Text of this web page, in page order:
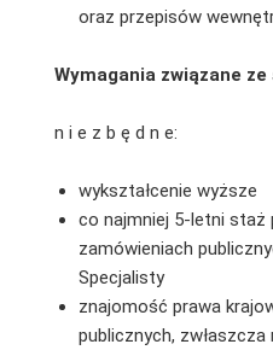
oraz przepisów
Wymagania związane
n i e z b ę d n e:
wykształcenie wyższe
co najmniej 5-letni staż
zamówieniach
Specjalisty
znajomość prawa
publicznych,